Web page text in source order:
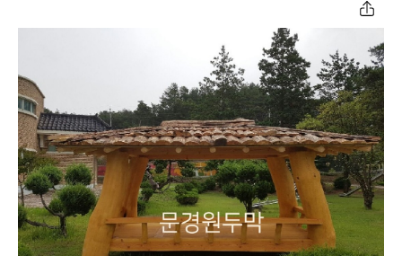
고객센터
육각/팔각정자
파고라